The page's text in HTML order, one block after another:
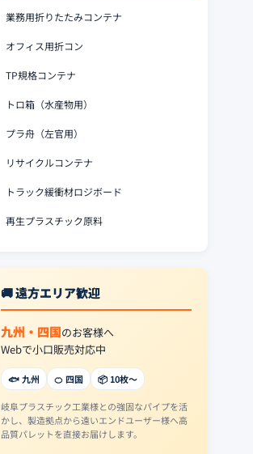
業務用折りたたみコンテナ
オフィス用折コン
TP規格コンテナ
トロ箱（水産物用）
プラ舟（左官用）
リサイクルコンテナ
トラック緩衝材ロジボード
再生プラスチック原料
🚚 遠方エリア歓迎
九州・四国のお客様へ
Webで小口販売対応中
🐟 九州 🍊 四国 📦 10枚〜
岐阜プラスチック工業様との強固なパイプを活
かし、製造拠点から遠いエンドユーザー様へ高
品質パレットを直接お届けします。